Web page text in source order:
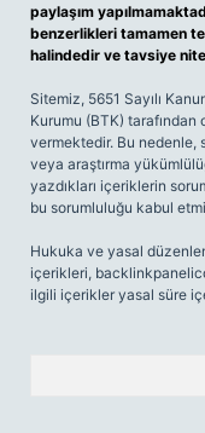
paylaşım
benzerlikleri tamamen
halindedir ve tavsiye
Sitemiz, 5651 Sayılı
Kurumu (BTK) tarafından
vermektedir. Bu
veya araştırma
yazdıkları içeriklerin
bu sorumluluğu kabul
Hukuka ve yasal
içerikleri,
ilgili içerikler yasal süre